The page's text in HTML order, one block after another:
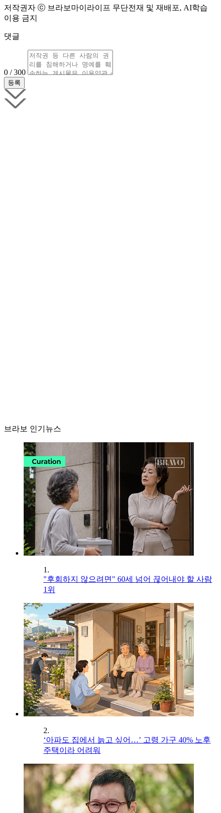
저작권자 ⓒ 브라보마이라이프 무단전재 및 재배포, AI학습
이용 금지
댓글
0 / 300
브라보 인기뉴스
1.
"후회하지 않으려면" 60세 넘어 끊어내야 할 사람
1위
2.
‘아파도 집에서 늙고 싶어…’ 고령 가구 40% 노후
주택이라 어려워